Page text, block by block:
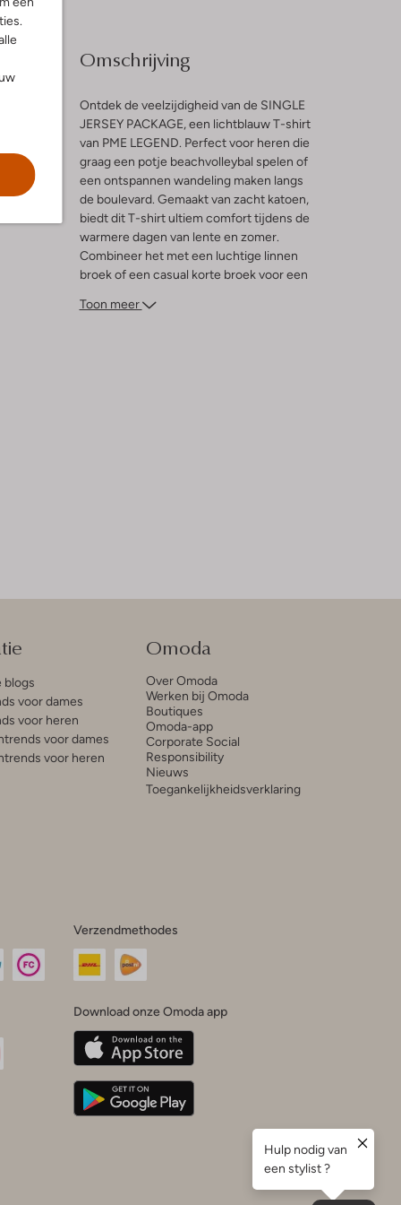
Omschrijving
Ontdek de veelzijdigheid van de SINGLE
JERSEY PACKAGE, een lichtblauw T-shirt
van PME LEGEND. Perfect voor heren die
graag een potje beachvolleybal spelen of
een ontspannen wandeling maken langs
de boulevard. Gemaakt van zacht katoen,
biedt dit T-shirt ultiem comfort tijdens de
warmere dagen van lente en zomer.
Combineer het met een luchtige linnen
broek of een casual korte broek voor een
must-have voor elke garderobe en zorgt
Toon meer
blogs
voor dames
voor heren
voor dames
voor heren
Omoda
Over Omoda
Werken bij Omoda
Boutiques
Omoda-app
Corporate Social
Responsibility
Nieuws
Toegankelijkheidsverklaring
Verzendmethodes
Download onze Omoda app